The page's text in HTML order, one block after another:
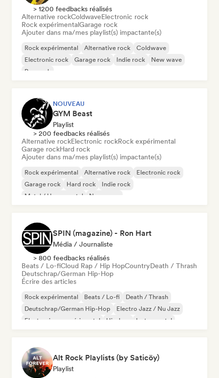
> 1200 feedbacks réalisés
Alternative rockColdwaveElectronic rock
Rock expérimentalGarage rock
Ajouter dans ma/mes playlist(s) impactante(s)
Rock expérimental Alternative rock
Coldwave
Electronic rock
Garage rock Indie rock
New wave
Pop rock
NOUVEAU
GYM Beast
Playlist
> 200 feedbacks réalisés
Alternative rockElectronic rockRock expérimental
Garage rockHard rock
Ajouter dans ma/mes playlist(s) impactante(s)
Rock expérimental Alternative rock
Electronic rock
Garage rock
Hard rock
Indie rock
Metal / Heavy metal
New wave
SPIN (magazine) - Ron Hart
Média / Journaliste
> 800 feedbacks réalisés
Beats / Lo-fiCloud Rap / Hip HopCountryDeath / Thrash
Deutschrap/German Hip-Hop
Écrire des articles
Rock expérimental Beats / Lo-fi
Death / Thrash
Deutschrap/German Hip-Hop
Electro Jazz / Nu Jazz
Electronique expérimental
Hip-hop Instrumental
Alt Rock Playlists (by Saticöy)
Playlist